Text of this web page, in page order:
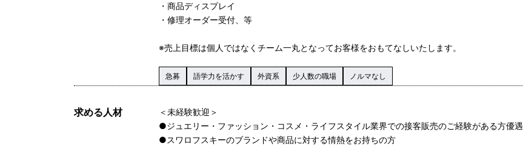
・商品ディスプレイ
・修理オーダー受付、等
※売上目標は個人ではなくチーム一丸となってお客様をおもてなしいたします。
急募 語学力を活かす 外資系 少人数の職場 ノルマなし
求める人材
＜未経験歓迎＞
●ジュエリー・ファッション・コスメ・ライフスタイル業界での接客販売のご経験がある方優遇
●スワロフスキーのブランドや商品に対する情熱をお持ちの方